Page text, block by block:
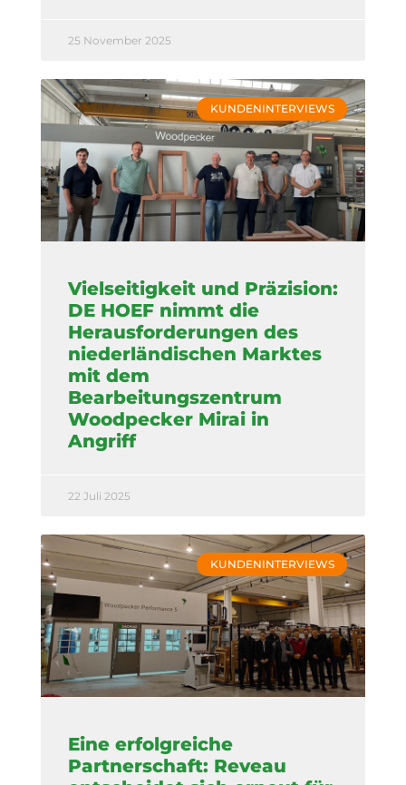
25 November 2025
KUNDENINTERVIEWS
Vielseitigkeit und Präzision:
DE HOEF nimmt die
Herausforderungen des
niederländischen Marktes
mit dem
Bearbeitungszentrum
Woodpecker Mirai in
Angriff
22 Juli 2025
KUNDENINTERVIEWS
Eine erfolgreiche
Partnerschaft: Reveau